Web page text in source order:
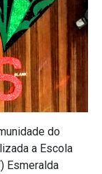
do
a Escola
Esmeralda